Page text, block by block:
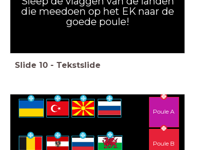
die meedoen op het EK naar de
goede poule!
Slide 10 - Tekstslide
Poule A
Poule B